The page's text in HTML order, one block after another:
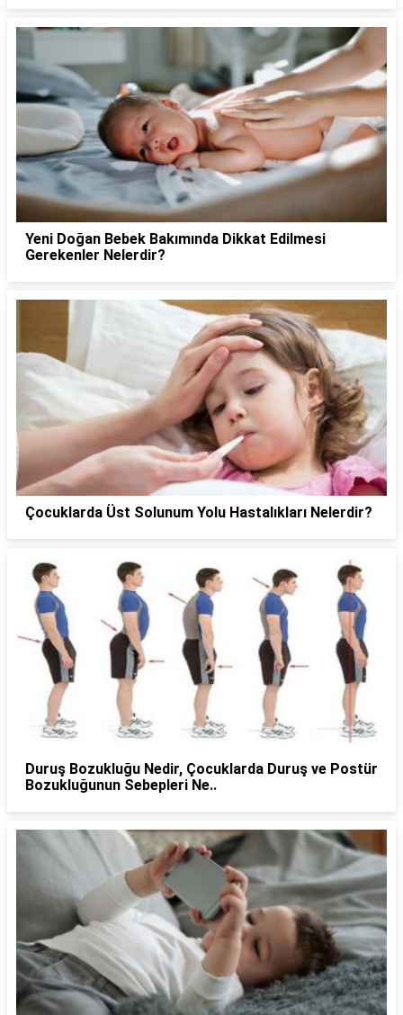
Yeni Doğan Bebek Bakımında Dikkat Edilmesi
Gerekenler Nelerdir?
Çocuklarda Üst Solunum Yolu Hastalıkları Nelerdir?
Duruş Bozukluğu Nedir, Çocuklarda Duruş ve Postür
Bozukluğunun Sebepleri Ne..